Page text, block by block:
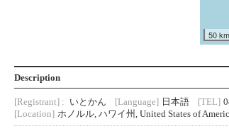
50 km
Description
[Registrant] : いとかん [Language] 日本語 [TEL]
[Location] ホノルル, ハワイ州, United States of